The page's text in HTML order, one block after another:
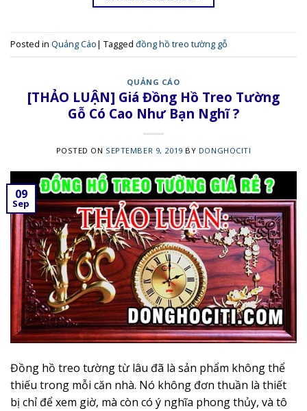
Posted in Quảng Cáo| Tagged đồng hồ treo tường gỗ
QUẢNG CÁO
[THẢO LUẬN] Giá Đồng Hồ Treo Tường
Gỗ Có Cao Như Bạn Nghĩ ?
POSTED ON SEPTEMBER 9, 2019 BY DONGHOCITI
09
Sep
Đồng hồ treo tường từ lâu đã là sản phẩm không thể
thiếu trong mỗi căn nhà. Nó không đơn thuần là thiết
bị chỉ để xem giờ, mà còn có ý nghĩa phong thủy, và tô